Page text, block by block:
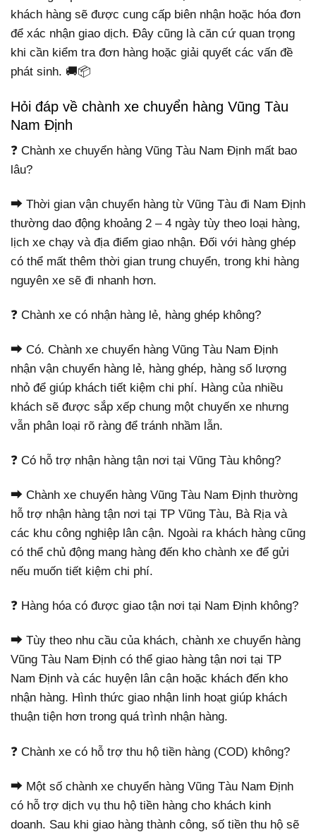
khách hàng sẽ được cung cấp biên nhận hoặc hóa đơn
để xác nhận giao dịch. Đây cũng là căn cứ quan trọng
khi cần kiểm tra đơn hàng hoặc giải quyết các vấn đề
phát sinh. 🚚📦
Hỏi đáp về chành xe chuyển hàng Vũng Tàu
Nam Định
❓ Chành xe chuyển hàng Vũng Tàu Nam Định mất bao
lâu?
⮕ Thời gian vận chuyển hàng từ Vũng Tàu đi Nam Định
thường dao động khoảng 2 – 4 ngày tùy theo loại hàng,
lịch xe chạy và địa điểm giao nhận. Đối với hàng ghép
có thể mất thêm thời gian trung chuyển, trong khi hàng
nguyên xe sẽ đi nhanh hơn.
❓ Chành xe có nhận hàng lẻ, hàng ghép không?
⮕ Có. Chành xe chuyển hàng Vũng Tàu Nam Định
nhận vận chuyển hàng lẻ, hàng ghép, hàng số lượng
nhỏ để giúp khách tiết kiệm chi phí. Hàng của nhiều
khách sẽ được sắp xếp chung một chuyến xe nhưng
vẫn phân loại rõ ràng để tránh nhầm lẫn.
❓ Có hỗ trợ nhận hàng tận nơi tại Vũng Tàu không?
⮕ Chành xe chuyển hàng Vũng Tàu Nam Định thường
hỗ trợ nhận hàng tận nơi tại TP Vũng Tàu, Bà Rịa và
các khu công nghiệp lân cận. Ngoài ra khách hàng cũng
có thể chủ động mang hàng đến kho chành xe để gửi
nếu muốn tiết kiệm chi phí.
❓ Hàng hóa có được giao tận nơi tại Nam Định không?
⮕ Tùy theo nhu cầu của khách, chành xe chuyển hàng
Vũng Tàu Nam Định có thể giao hàng tận nơi tại TP
Nam Định và các huyện lân cận hoặc khách đến kho
nhận hàng. Hình thức giao nhận linh hoạt giúp khách
thuận tiện hơn trong quá trình nhận hàng.
❓ Chành xe có hỗ trợ thu hộ tiền hàng (COD) không?
⮕ Một số chành xe chuyển hàng Vũng Tàu Nam Định
có hỗ trợ dịch vụ thu hộ tiền hàng cho khách kinh
doanh. Sau khi giao hàng thành công, số tiền thu hộ sẽ